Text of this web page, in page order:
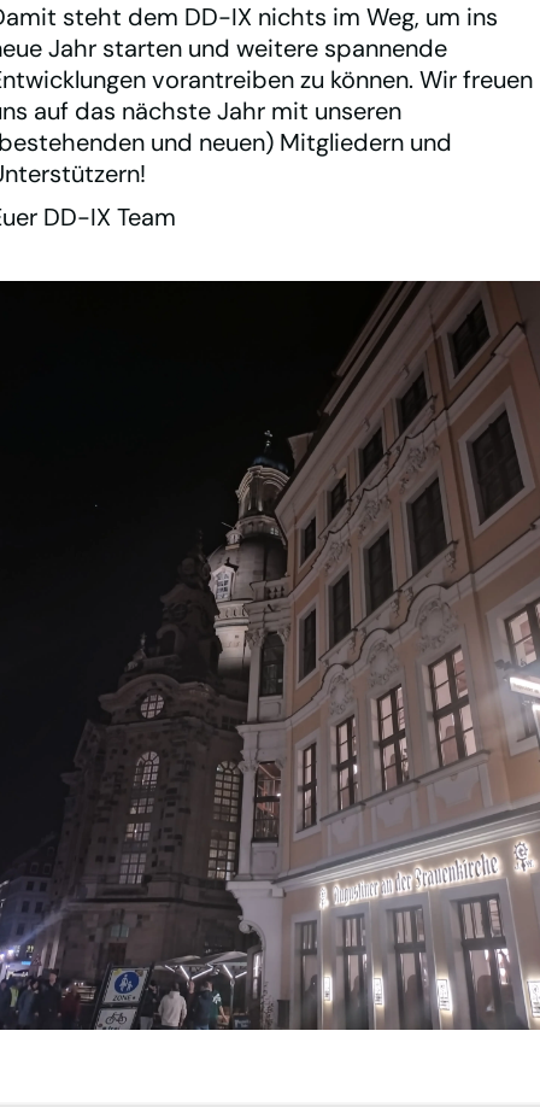
steht dem DD-IX nichts im Weg, um ins
Jahr starten und weitere spannende
vorantreiben zu können. Wir freuen
auf das nächste Jahr mit unseren
und neuen) Mitgliedern und
DD-IX Team